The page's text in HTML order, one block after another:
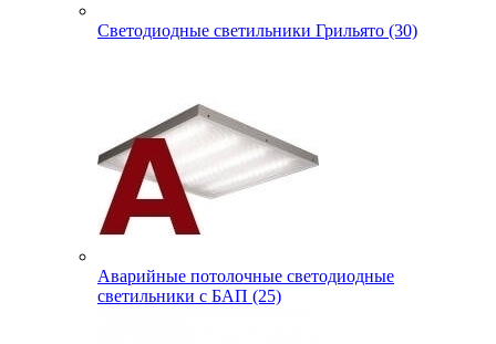
Светодиодные светильники Грильято (30)
Аварийные потолочные светодиодные
светильники с БАП (25)